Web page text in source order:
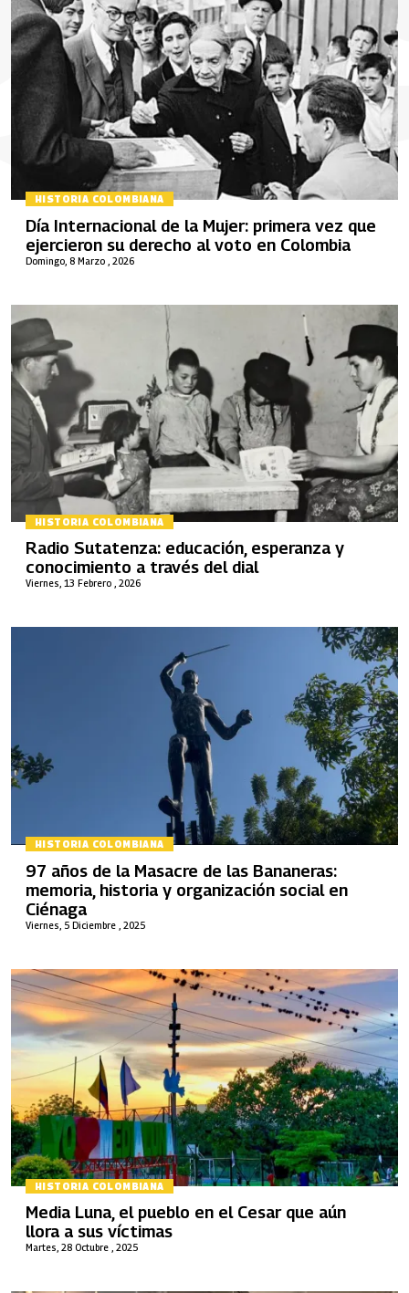
HISTORIA COLOMBIANA
Domingo, 8 Marzo , 2026
Día Internacional de la Mujer: primera vez que
ejercieron su derecho al voto en Colombia
HISTORIA COLOMBIANA
Viernes, 13 Febrero , 2026
Radio Sutatenza: educación, esperanza y
conocimiento a través del dial
HISTORIA COLOMBIANA
Viernes, 5 Diciembre , 2025
97 años de la Masacre de las Bananeras:
memoria, historia y organización social en
Ciénaga
HISTORIA COLOMBIANA
Martes, 28 Octubre , 2025
Media Luna, el pueblo en el Cesar que aún
llora a sus víctimas